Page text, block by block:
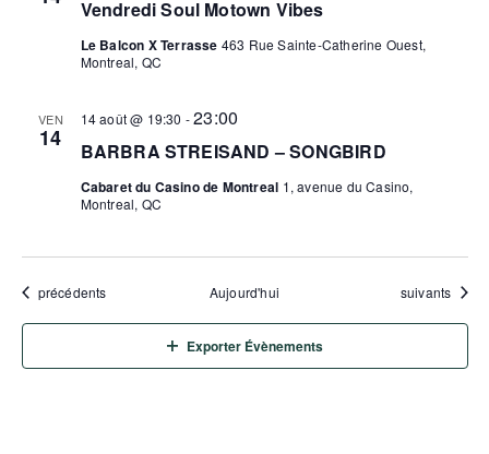
Vendredi Soul Motown Vibes
Le Balcon X Terrasse 463 Rue Sainte-Catherine Ouest,
Montreal, QC
VEN
14 BARBRA STREISAND – SONGBIRD
14 août @ 19:30 -23:00
Cabaret du Casino de Montreal 1, avenue du Casino,
Montreal, QC
Évènements
précédents Aujourd'hui Évènements
suivants
Exporter Évènements